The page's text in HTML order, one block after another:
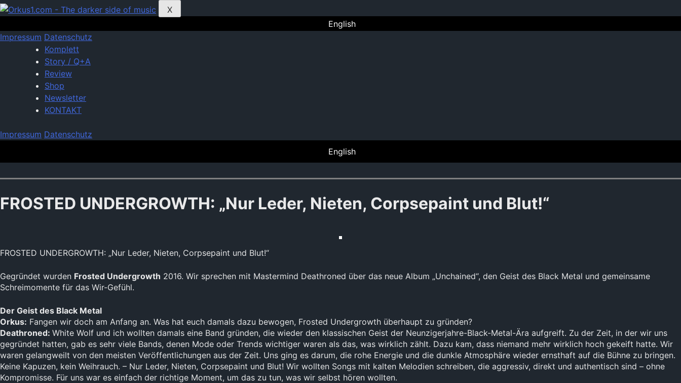
Zum
Inhalt
springen
X
English
Impressum Datenschutz
Komplett
Story / Q+A
Review
Shop
Newsletter
KONTAKT
Impressum Datenschutz
English
FROSTED UNDERGROWTH: „Nur Leder, Nieten, Corpsepaint und Blut!“
FROSTED UNDERGROWTH: „Nur Leder, Nieten, Corpsepaint und Blut!“
Gegründet wurden Frosted Undergrowth 2016. Wir sprechen mit Mastermind Deathroned über das neue Album „Unchained“, den Geist des Black Metal und gemeinsame
Schreimomente für das Wir-Gefühl.
Der Geist des Black Metal
Orkus: Fangen wir doch am Anfang an. Was hat euch damals dazu bewogen, Frosted Undergrowth überhaupt zu gründen?
Deathroned: White Wolf und ich wollten damals eine Band gründen, die wieder den klassischen Geist der Neunzigerjahre-Black-Metal-Ära aufgreift. Zu der Zeit, in der wir uns
gegründet hatten, gab es sehr viele Bands, denen Mode oder Trends wichtiger waren als das, was wirklich zählt. Dazu kam, dass niemand mehr wirklich hoch gekeift hatte. Wir
waren gelangweilt von den meisten Veröffentlichungen aus der Zeit. Uns ging es darum, die rohe Energie und die dunkle Atmosphäre wieder ernsthaft auf die Bühne zu bringen.
Keine Kapuzen, kein Weihrauch. – Nur Leder, Nieten, Corpsepaint und Blut! Wir wollten Songs mit kalten Melodien schreiben, die aggressiv, direkt und authentisch sind – ohne
Kompromisse. Für uns war es einfach der richtige Moment, um das zu tun, was wir selbst hören wollten.